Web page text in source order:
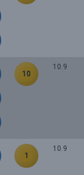
10
10.9
1
10.9